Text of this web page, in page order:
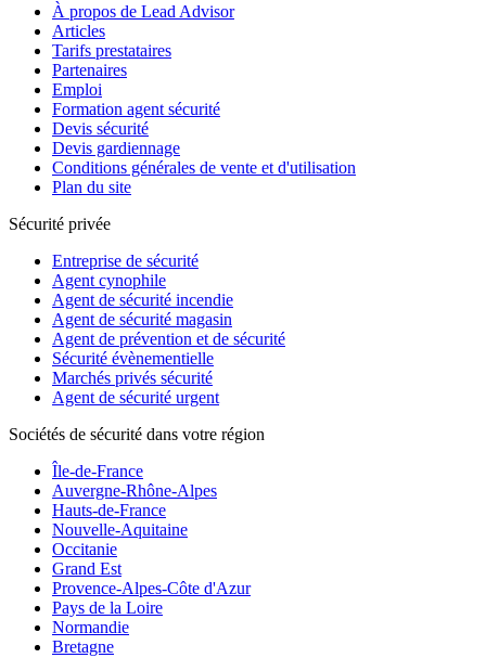
À propos de Lead Advisor
Articles
Tarifs prestataires
Partenaires
Emploi
Formation agent sécurité
Devis sécurité
Devis gardiennage
Conditions générales de vente et d'utilisation
Plan du site
Sécurité privée
Entreprise de sécurité
Agent cynophile
Agent de sécurité incendie
Agent de sécurité magasin
Agent de prévention et de sécurité
Sécurité évènementielle
Marchés privés sécurité
Agent de sécurité urgent
Sociétés de sécurité dans votre région
Île-de-France
Auvergne-Rhône-Alpes
Hauts-de-France
Nouvelle-Aquitaine
Occitanie
Grand Est
Provence-Alpes-Côte d'Azur
Pays de la Loire
Normandie
Bretagne